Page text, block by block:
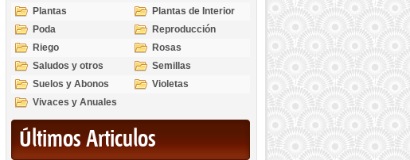
Plantas
Plantas de Interior
Poda
Reproducción
Riego
Rosas
Saludos y otros
temas
Semillas
Suelos y Abonos
Violetas
Vivaces y Anuales
Últimos Articulos